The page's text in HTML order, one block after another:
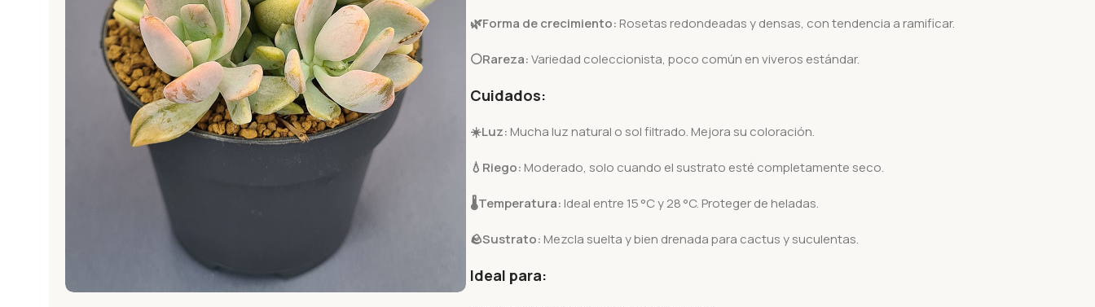
🌿Forma de crecimiento: Rosetas redondeadas y densas, con tendencia a ramificar.
⚪Rareza:Variedad coleccionista, poco común en viveros estándar.
Cuidados:
☀️Luz: Mucha luz natural o sol filtrado. Mejora su coloración.
💧 Riego: Moderado, solo cuando el sustrato esté completamente seco.
🌡️Temperatura: Ideal entre 15 °C y 28 °C. Proteger de heladas.
🪨Sustrato: Mezcla suelta y bien drenada para cactus y suculentas.
Ideal para: